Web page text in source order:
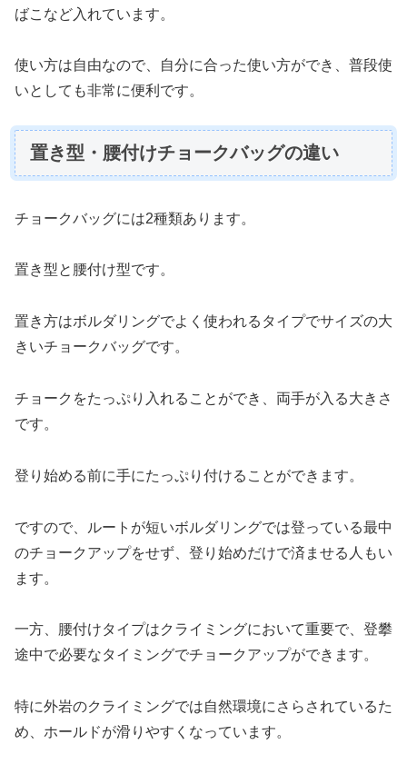
ばこなど入れています。
使い方は自由なので、自分に合った使い方ができ、普段使
いとしても非常に便利です。
置き型・腰付けチョークバッグの違い
チョークバッグには2種類あります。
置き型と腰付け型です。
置き方はボルダリングでよく使われるタイプでサイズの大
きいチョークバッグです。
チョークをたっぷり入れることができ、両手が入る大きさ
です。
登り始める前に手にたっぷり付けることができます。
ですので、ルートが短いボルダリングでは登っている最中
のチョークアップをせず、登り始めだけで済ませる人もい
ます。
一方、腰付けタイプはクライミングにおいて重要で、登攀
途中で必要なタイミングでチョークアップができます。
特に外岩のクライミングでは自然環境にさらされているた
め、ホールドが滑りやすくなっています。